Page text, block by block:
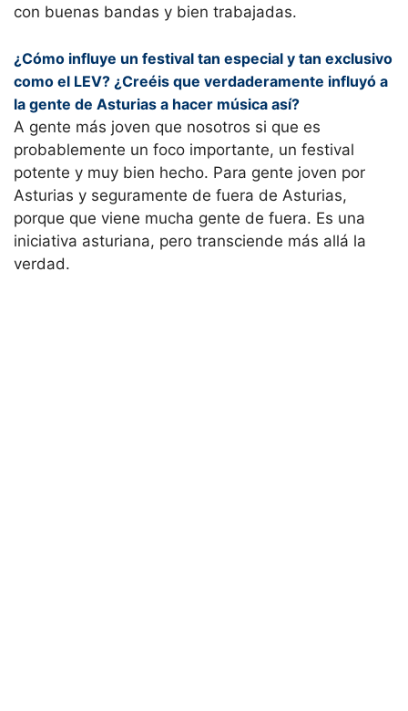
con buenas bandas y bien trabajadas.
¿Cómo influye un festival tan especial y tan exclusivo
como el LEV? ¿Creéis que verdaderamente influyó a
la gente de Asturias a hacer música así?
A gente más joven que nosotros si que es
probablemente un foco importante, un festival
potente y muy bien hecho. Para gente joven por
Asturias y seguramente de fuera de Asturias,
porque que viene mucha gente de fuera. Es una
iniciativa asturiana, pero transciende más allá la
verdad.